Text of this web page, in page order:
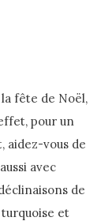
fête de Noël,
pour un
aidez-vous de
avec
de
et